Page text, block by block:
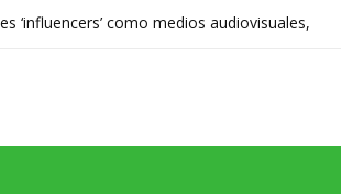
‘influencers’ como medios audiovisuales,